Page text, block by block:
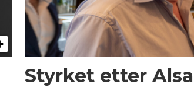
Styrket etter